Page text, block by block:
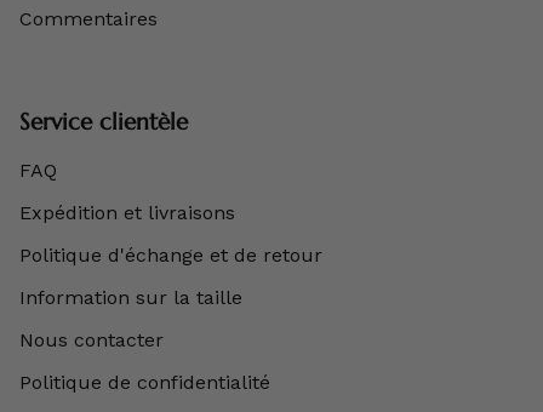
Commentaires
Service clientèle
FAQ
Expédition et livraisons
Politique d'échange et de retour
Information sur la taille
Nous contacter
Politique de confidentialité